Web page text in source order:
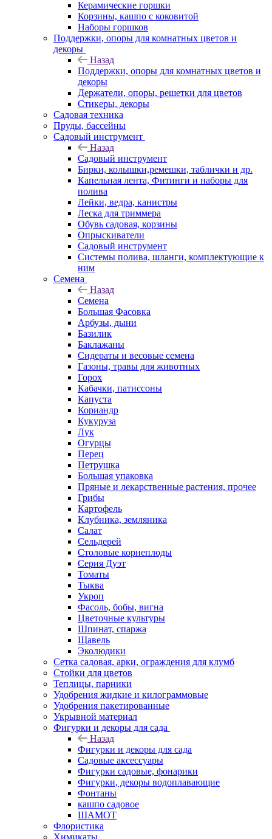
Керамические горшки
Корзины, кашпо с коковитой
Наборы горшков
Поддержки, опоры для комнатных цветов и
декоры
Назад
Поддержки, опоры для комнатных цветов и
декоры
Держатели, опоры, решетки для цветов
Стикеры, декоры
Садовая техника
Пруды, бассейны
Садовый инструмент
Назад
Садовый инструмент
Бирки, колышки,ремешки, таблички и др.
Капельная лента, Фитинги и наборы для
полива
Лейки, ведра, канистры
Леска для триммера
Обувь садовая, корзины
Опрыскиватели
Садовый инструмент
Системы полива, шланги, комплектующие к
ним
Семена
Назад
Семена
Большая Фасовка
Арбузы, дыни
Базилик
Баклажаны
Сидераты и весовые семена
Газоны, травы для животных
Горох
Кабачки, патиссоны
Капуста
Кориандр
Кукуруза
Лук
Огурцы
Перец
Петрушка
Большая упаковка
Пряные и лекарственные растения, прочее
Грибы
Картофель
Клубника, земляника
Салат
Сельдерей
Столовые корнеплоды
Серия Дуэт
Томаты
Тыква
Укроп
Фасоль, бобы, вигна
Цветочные культуры
Шпинат, спаржа
Щавель
Эколюдики
Сетка садовая, арки, ограждения для клумб
Стойки для цветов
Теплицы, парники
Удобрения жидкие и килограммовые
Удобрения пакетированные
Укрывной материал
Фигурки и декоры для сада
Назад
Фигурки и декоры для сада
Садовые аксессуары
Фигурки садовые, фонарики
Фигурки, декоры водоплавающие
Фонтаны
кашпо садовое
ШАМОТ
Флористика
Химикаты